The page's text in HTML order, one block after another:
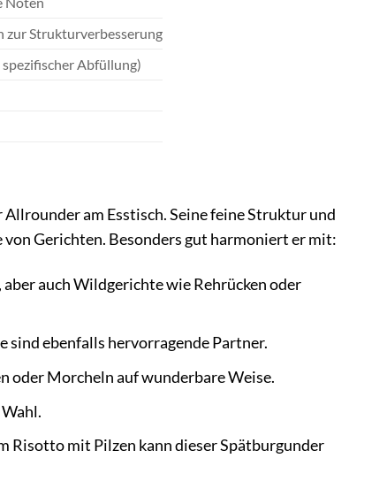
zur Strukturverbesserung
Abfüllung)
am Esstisch. Seine feine Struktur und
Gerichten. Besonders gut harmoniert er mit:
auch Wildgerichte wie Rehrücken oder
sind ebenfalls hervorragende Partner.
oder Morcheln auf wunderbare Weise.
Risotto mit Pilzen kann dieser Spätburgunder